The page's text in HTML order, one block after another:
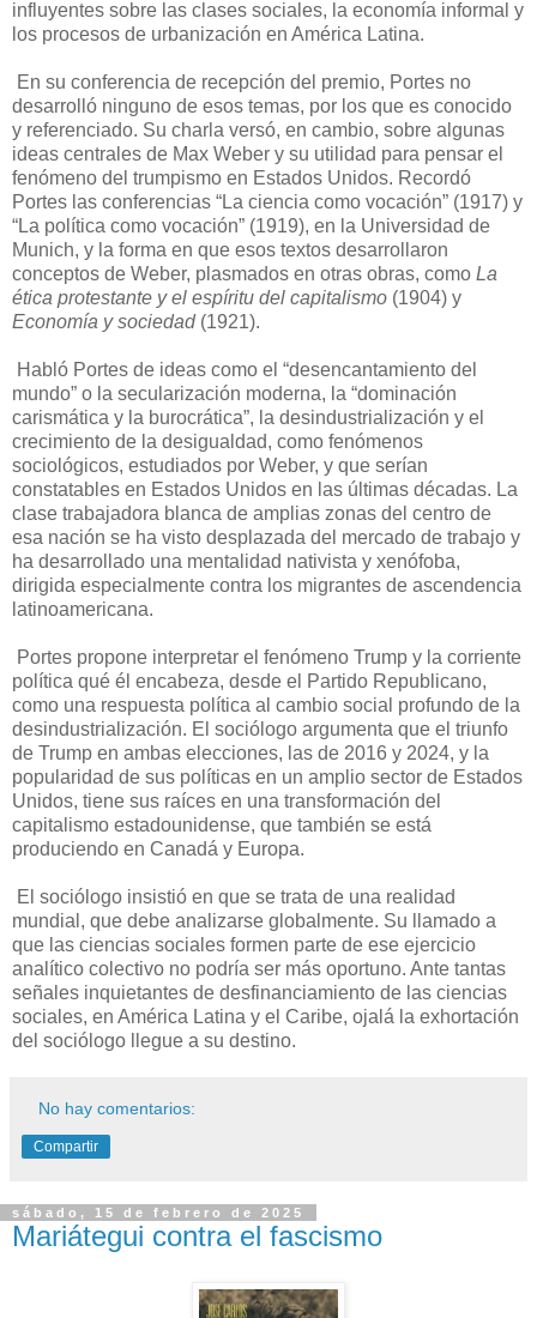
influyentes sobre las clases sociales, la economía informal y
los procesos de urbanización en América Latina.
En su conferencia de recepción del premio, Portes no
desarrolló ninguno de esos temas, por los que es conocido
y referenciado. Su charla versó, en cambio, sobre algunas
ideas centrales de Max Weber y su utilidad para pensar el
fenómeno del trumpismo en Estados Unidos. Recordó
Portes las conferencias “La ciencia como vocación” (1917) y
“La política como vocación” (1919), en la Universidad de
Munich, y la forma en que esos textos desarrollaron
conceptos de Weber, plasmados en otras obras, como La
ética protestante y el espíritu del capitalismo (1904) y
Economía y sociedad(1921).
Habló Portes de ideas como el “desencantamiento del
mundo” o la secularización moderna, la “dominación
carismática y la burocrática”, la desindustrialización y el
crecimiento de la desigualdad, como fenómenos
sociológicos, estudiados por Weber, y que serían
constatables en Estados Unidos en las últimas décadas. La
clase trabajadora blanca de amplias zonas del centro de
esa nación se ha visto desplazada del mercado de trabajo y
ha desarrollado una mentalidad nativista y xenófoba,
dirigida especialmente contra los migrantes de ascendencia
latinoamericana.
Portes propone interpretar el fenómeno Trump y la corriente
política qué él encabeza, desde el Partido Republicano,
como una respuesta política al cambio social profundo de la
desindustrialización. El sociólogo argumenta que el triunfo
de Trump en ambas elecciones, las de 2016 y 2024, y la
popularidad de sus políticas en un amplio sector de Estados
Unidos, tiene sus raíces en una transformación del
capitalismo estadounidense, que también se está
produciendo en Canadá y Europa.
El sociólogo insistió en que se trata de una realidad
mundial, que debe analizarse globalmente. Su llamado a
que las ciencias sociales formen parte de ese ejercicio
analítico colectivo no podría ser más oportuno. Ante tantas
señales inquietantes de desfinanciamiento de las ciencias
sociales, en América Latina y el Caribe, ojalá la exhortación
del sociólogo llegue a su destino.
No hay comentarios:
Compartir
sábado, 15 de febrero de 2025
Mariátegui contra el fascismo